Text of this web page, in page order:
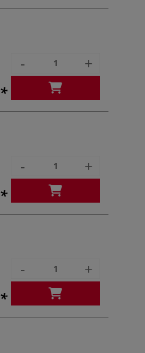
- +
- +
- +